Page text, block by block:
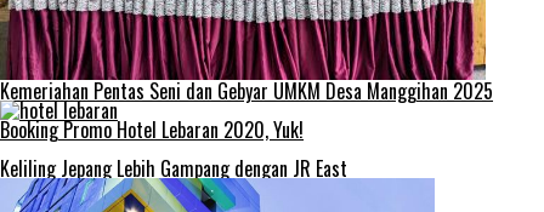
Kemeriahan Pentas Seni dan Gebyar UMKM Desa Manggihan 2025
Booking Promo Hotel Lebaran 2020, Yuk!
Keliling Jepang Lebih Gampang dengan JR East